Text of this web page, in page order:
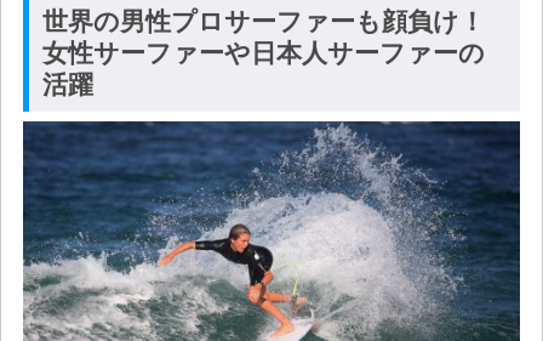
世界の男性プロサーファーも顔負け！
女性サーファーや日本人サーファーの
活躍